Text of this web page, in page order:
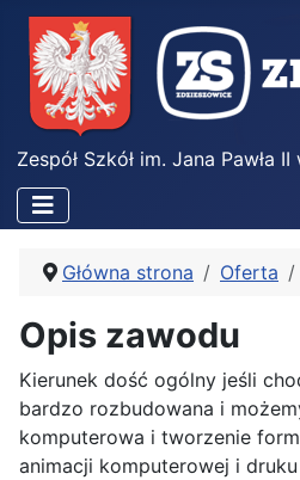
Zespół Szkół im. Jana Pawła
Główna strona Oferta
Opis zawodu
Kierunek dość ogólny jeśli
bardzo rozbudowana i
komputerowa i tworzenie
animacji komputerowej i